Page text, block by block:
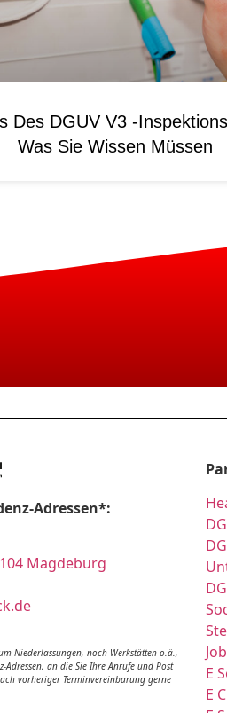
Des DGUV V3 -
Was Sie Wissen Müssen
Adressen*:
Magdeburg
Niederlassungen, noch Werkstätten o.ä.,
Adressen, an die Sie Ihre Anrufe und Post
vorheriger Terminvereinbarung gerne
Job
E
E